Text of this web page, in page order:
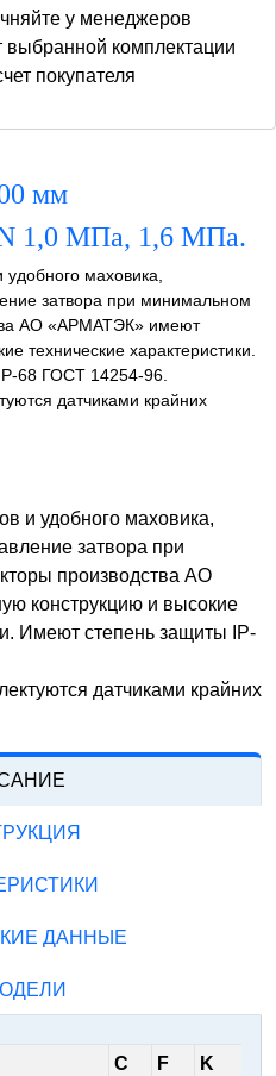
у менеджеров
выбранной комплектации
покупателя
мм
1,0 МПа, 1,6 МПа.
удобного маховика,
затвора при минимальном
АО «АРМАТЭК» имеют
технические характеристики.
68 ГОСТ 14254-96.
датчиками крайних
и удобного маховика,
затвора при
производства АО
конструкцию и высокие
Имеют степень защиты IP-
датчиками крайних
ДАННЫЕ
С F K